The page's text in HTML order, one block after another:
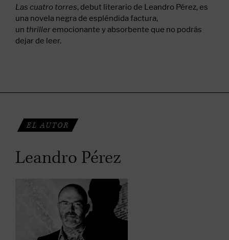
Las cuatro torres, debut literario de Leandro Pérez, es
una novela negra de espléndida factura,
un thriller emocionante y absorbente que no podrás
dejar de leer.
EL AUTOR
Leandro Pérez